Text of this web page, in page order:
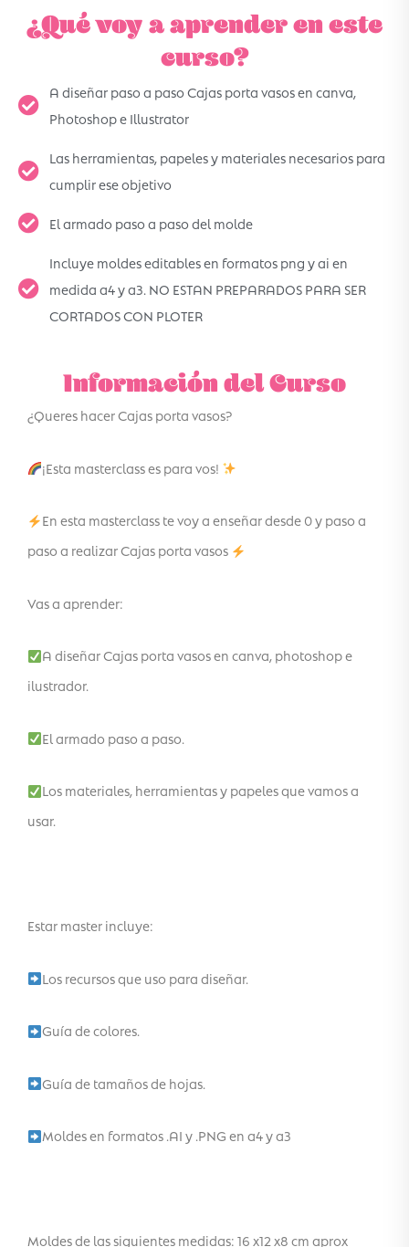
¿Qué voy a aprender en este
curso?
A diseñar paso a paso Cajas porta vasos en canva,
Photoshop e Illustrator
Las herramientas, papeles y materiales necesarios para
cumplir ese objetivo
El armado paso a paso del molde
Incluye moldes editables en formatos png y ai en
medida a4 y a3. NO ESTAN PREPARADOS PARA SER
CORTADOS CON PLOTER
Información del Curso
¿Queres hacer Cajas porta vasos?
¡Esta masterclass es para vos!
En esta masterclass te voy a enseñar desde 0 y paso a
paso a realizar Cajas porta vasos
Vas a aprender:
A diseñar Cajas porta vasos en canva, photoshop e
ilustrador.
El armado paso a paso.
Los materiales, herramientas y papeles que vamos a
usar.
Estar master incluye:
Los recursos que uso para diseñar.
Guía de colores.
Guía de tamaños de hojas.
Moldes en formatos .AI y .PNG en a4 y a3
Moldes de las siguientes medidas: 16 x12 x8 cm aprox